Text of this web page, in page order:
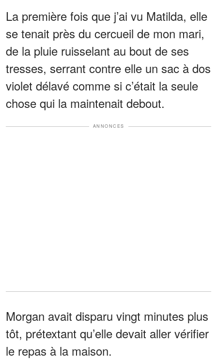
La première fois que j’ai vu Matilda, elle
se tenait près du cercueil de mon mari,
de la pluie ruisselant au bout de ses
tresses, serrant contre elle un sac à dos
violet délavé comme si c’était la seule
chose qui la maintenait debout.
ANNONCES
Morgan avait disparu vingt minutes plus
tôt, prétextant qu’elle devait aller vérifier
le repas à la maison.